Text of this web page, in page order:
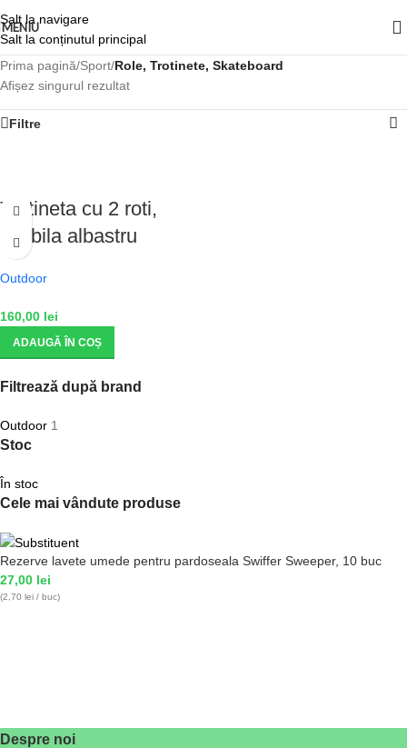
Salt la navigare
Salt la conținutul principal
MENIU
Filtrează după brand
Outdoor 1
Stoc
În stoc
Cele mai vândute produse
Rezerve lavete umede pentru pardoseala Swiffer Sweeper, 10 buc
27,00 lei
(2,70 lei / buc)
Prima pagină/Sport/Role, Trotinete, Skateboard
Afișez singurul rezultat
Filtre
Trotineta cu 2 roti,
pliabila albastru
Outdoor
160,00 lei
ADAUGĂ ÎN COȘ
Despre noi